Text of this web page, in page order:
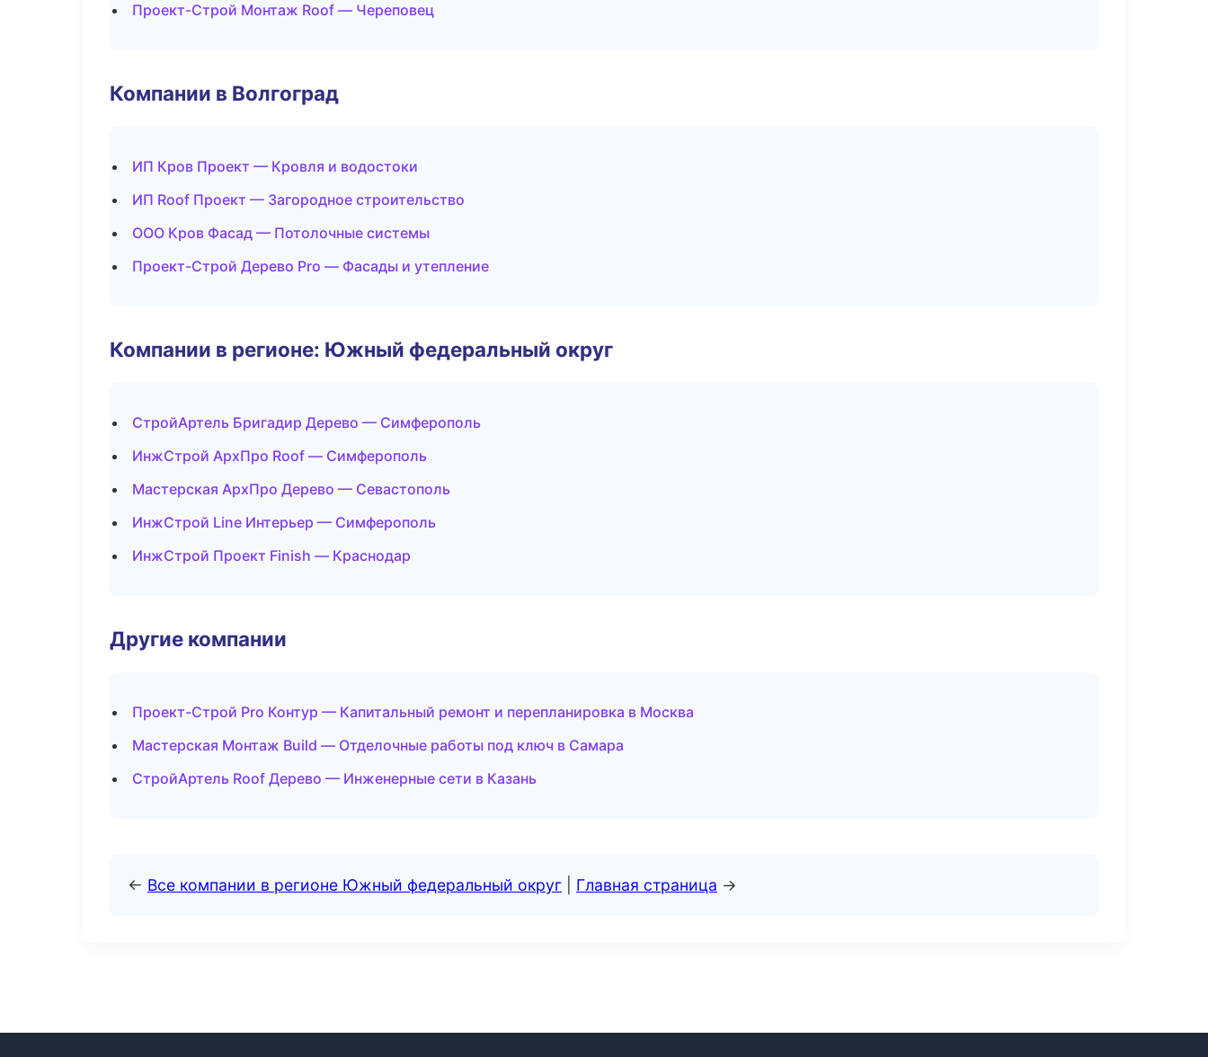
Проект-Строй Монтаж Roof — Череповец
Компании в Волгоград
ИП Кров Проект — Кровля и водостоки
ИП Roof Проект — Загородное строительство
ООО Кров Фасад — Потолочные системы
Проект-Строй Дерево Pro — Фасады и утепление
Компании в регионе: Южный федеральный округ
СтройАртель Бригадир Дерево — Симферополь
ИнжСтрой АрхПро Roof — Симферополь
Мастерская АрхПро Дерево — Севастополь
ИнжСтрой Line Интерьер — Симферополь
ИнжСтрой Проект Finish — Краснодар
Другие компании
Проект-Строй Pro Контур — Капитальный ремонт и перепланировка в Москва
Мастерская Монтаж Build — Отделочные работы под ключ в Самара
СтройАртель Roof Дерево — Инженерные сети в Казань
← Все компании в регионе Южный федеральный округ Главная страница →